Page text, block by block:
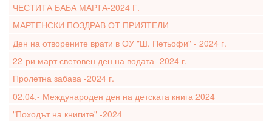
ЧЕСТИТА БАБА МАРТА-2024 Г.
МАРТЕНСКИ ПОЗДРАВ ОТ ПРИЯТЕЛИ
Ден на отворените врати в ОУ "Ш. Петьофи" - 2024 г.
22-ри март световен ден на водата -2024 г.
Пролетна забава -2024 г.
02.04.- Международен ден на детската книга 2024
"Походът на книгите" -2024